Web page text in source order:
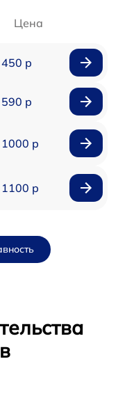
Цена
450 р
590 р
1000 р
1100 р